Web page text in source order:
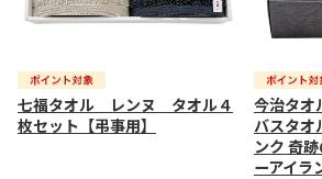
七福タオル レンヌ タオル４
枚セット【弔事用】
今治タオ
バスタオ
ンク 奇
ーアイラ